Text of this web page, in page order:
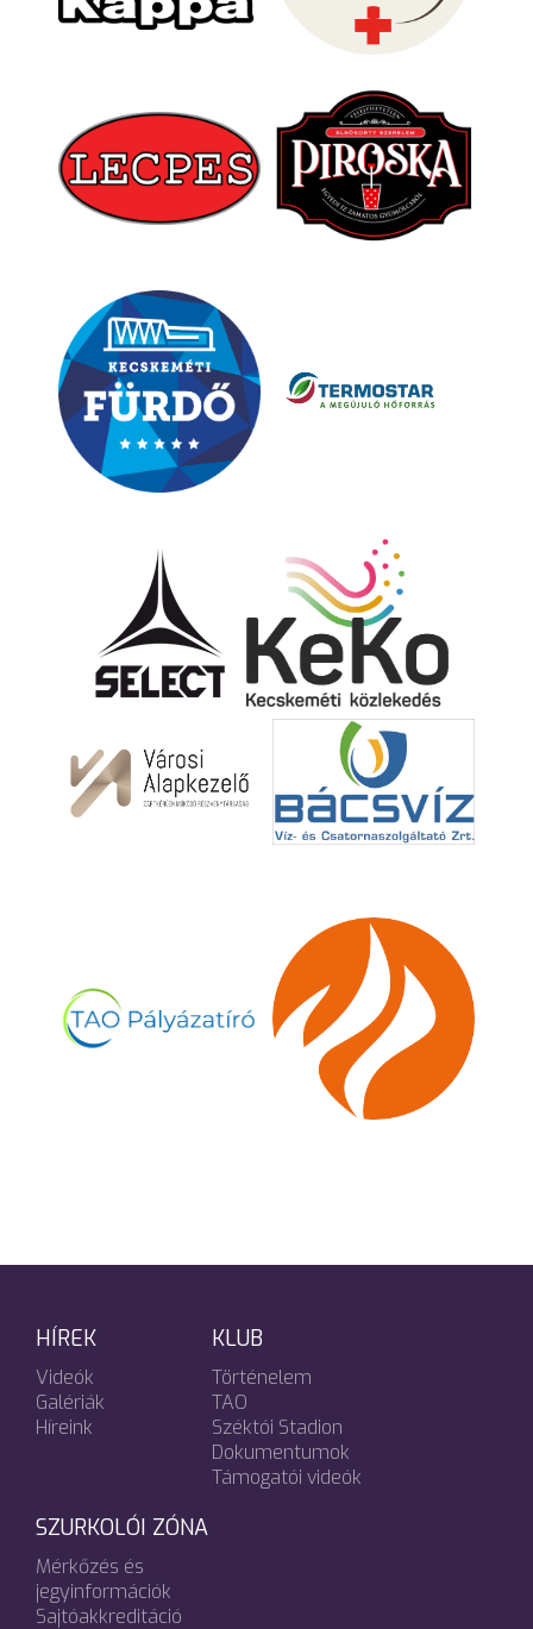
HÍREK
Videók
Galériák
Híreink
KLUB
Történelem
TAO
Széktói Stadion
Dokumentumok
Támogatói videók
SZURKOLÓI ZÓNA
Mérkőzés és
jegyinformációk
Sajtóakkreditáció